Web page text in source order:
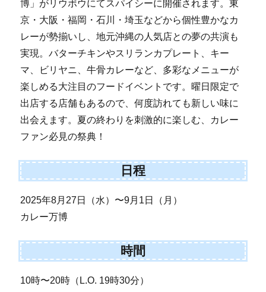
博」がリウボウにてスパイシーに開催されます。東
京・大阪・福岡・石川・埼玉などから個性豊かなカ
レーが勢揃いし、地元沖縄の人気店との夢の共演も
実現。バターチキンやスリランカプレート、キー
マ、ビリヤニ、牛骨カレーなど、多彩なメニューが
楽しめる大注目のフードイベントです。曜日限定で
出店する店舗もあるので、何度訪れても新しい味に
出会えます。夏の終わりを刺激的に楽しむ、カレー
ファン必見の祭典！
日程
2025年8月27日（水）〜9月1日（月）
カレー万博
時間
10時〜20時（L.O. 19時30分）